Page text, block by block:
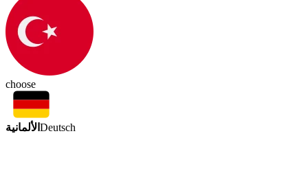
choose
الألمانية Deutsch